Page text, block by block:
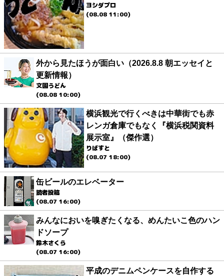
ヨシダプロ
(08.08 11:00)
外から見たほうが面白い（2026.8.8 朝エッセイと
更新情報）
文園うどん
(08.08 10:00)
横浜観光で行くべきは中華街でも赤
レンガ倉庫でもなく『横浜税関資料
展示室』（傑作選）
りばすと
(08.07 18:00)
缶ビールのエレベーター
読者投稿
(08.07 16:00)
みんなにおいを嗅ぎたくなる、めんたいこ色のハン
ドソープ
鈴木さくら
(08.07 16:00)
平成のデニムペンケースを自作する